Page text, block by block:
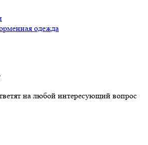
одежда
на любой интересующий вопрос